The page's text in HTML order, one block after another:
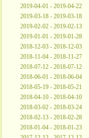
2019-04-01 - 2019-04-22
2019-03-18 - 2019-03-18
2019-02-02 - 2019-02-13
2019-01-01 - 2019-01-28
2018-12-03 - 2018-12-03
2018-11-04 - 2018-11-27
2018-07-12 - 2018-07-12
2018-06-01 - 2018-06-04
2018-05-19 - 2018-05-21
2018-04-10 - 2018-04-10
2018-03-02 - 2018-03-24
2018-02-13 - 2018-02-28
2018-01-04 - 2018-01-23